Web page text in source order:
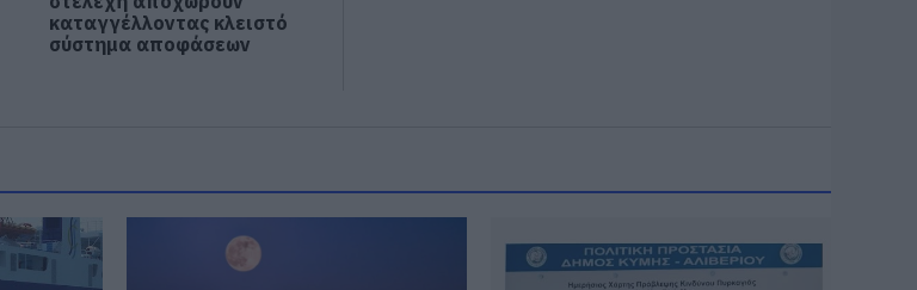
καταγγέλλοντας κλειστό
σύστημα αποφάσεων